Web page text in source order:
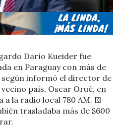
Darío Kueider fue
en Paraguay con más de
según informó el director de
país, Oscar Orué, en
la radio local 780 AM. El
trasladaba más de $600